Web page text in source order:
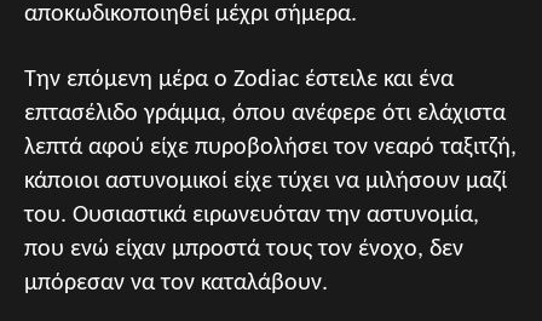
αποκωδικοποιηθεί μέχρι σήμερα.
Την επόμενη μέρα ο Zodiac έστειλε και ένα
επτασέλιδο γράμμα, όπου ανέφερε ότι ελάχιστα
λεπτά αφού είχε πυροβολήσει τον νεαρό ταξιτζή,
κάποιοι αστυνομικοί είχε τύχει να μιλήσουν μαζί
του. Ουσιαστικά ειρωνευόταν την αστυνομία,
που ενώ είχαν μπροστά τους τον ένοχο, δεν
μπόρεσαν να τον καταλάβουν.